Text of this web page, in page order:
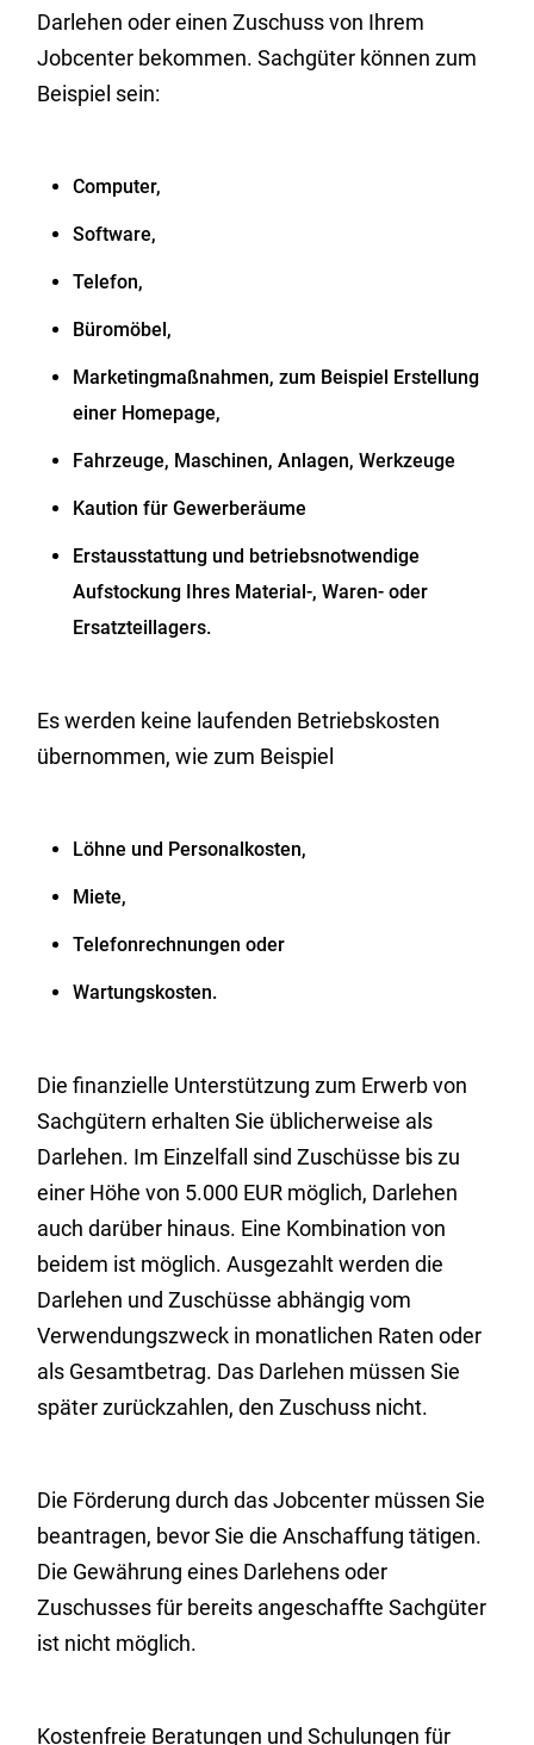
Darlehen oder einen Zuschuss von Ihrem
Jobcenter bekommen. Sachgüter können zum
Beispiel sein:
Computer,
Software,
Telefon,
Büromöbel,
Marketingmaßnahmen, zum Beispiel Erstellung
einer Homepage,
Fahrzeuge, Maschinen, Anlagen, Werkzeuge
Kaution für Gewerberäume
Erstausstattung und betriebsnotwendige
Aufstockung Ihres Material-, Waren- oder
Ersatzteillagers.
Es werden keine laufenden Betriebskosten
übernommen, wie zum Beispiel
Löhne und Personalkosten,
Miete,
Telefonrechnungen oder
Wartungskosten.
Die finanzielle Unterstützung zum Erwerb von
Sachgütern erhalten Sie üblicherweise als
Darlehen. Im Einzelfall sind Zuschüsse bis zu
einer Höhe von 5.000 EUR möglich, Darlehen
auch darüber hinaus. Eine Kombination von
beidem ist möglich. Ausgezahlt werden die
Darlehen und Zuschüsse abhängig vom
Verwendungszweck in monatlichen Raten oder
als Gesamtbetrag. Das Darlehen müssen Sie
später zurückzahlen, den Zuschuss nicht.
Die Förderung durch das Jobcenter müssen Sie
beantragen, bevor Sie die Anschaffung tätigen.
Die Gewährung eines Darlehens oder
Zuschusses für bereits angeschaffte Sachgüter
ist nicht möglich.
Kostenfreie Beratungen und Schulungen für